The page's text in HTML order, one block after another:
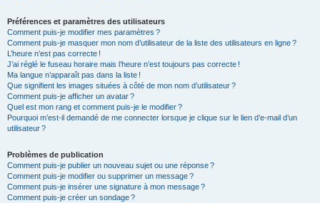
Préférences et paramètres des utilisateurs
Comment puis-je modifier mes paramètres ?
Comment puis-je masquer mon nom d’utilisateur de la liste des utilisateurs en ligne ?
L’heure n’est pas correcte !
J’ai réglé le fuseau horaire mais l’heure n’est toujours pas correcte !
Ma langue n’apparaît pas dans la liste !
Que signifient les images situées à côté de mon nom d’utilisateur ?
Comment puis-je afficher un avatar ?
Quel est mon rang et comment puis-je le modifier ?
Pourquoi m’est-il demandé de me connecter lorsque je clique sur le lien d’e-mail d’un
utilisateur ?
Problèmes de publication
Comment puis-je publier un nouveau sujet ou une réponse ?
Comment puis-je modifier ou supprimer un message ?
Comment puis-je insérer une signature à mon message ?
Comment puis-je créer un sondage ?